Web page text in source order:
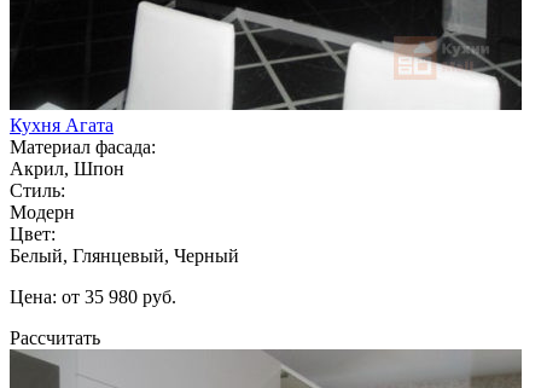
Кухня Агата
Материал фасада:
Акрил, Шпон
Стиль:
Модерн
Цвет:
Белый, Глянцевый, Черный
Цена: от 35 980 руб.
Рассчитать